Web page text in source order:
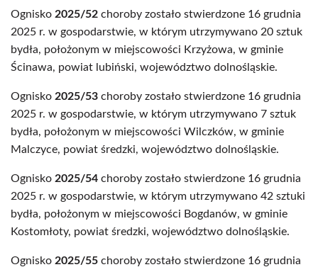
Ognisko 2025/52 choroby zostało stwierdzone 16 grudnia
2025 r. w gospodarstwie, w którym utrzymywano 20 sztuk
bydła, położonym w miejscowości Krzyżowa, w gminie
Ścinawa, powiat lubiński, województwo dolnośląskie.
Ognisko 2025/53 choroby zostało stwierdzone 16 grudnia
2025 r. w gospodarstwie, w którym utrzymywano 7 sztuk
bydła, położonym w miejscowości Wilczków, w gminie
Malczyce, powiat średzki, województwo dolnośląskie.
Ognisko 2025/54 choroby zostało stwierdzone 16 grudnia
2025 r. w gospodarstwie, w którym utrzymywano 42 sztuki
bydła, położonym w miejscowości Bogdanów, w gminie
Kostomłoty, powiat średzki, województwo dolnośląskie.
Ognisko 2025/55 choroby zostało stwierdzone 16 grudnia